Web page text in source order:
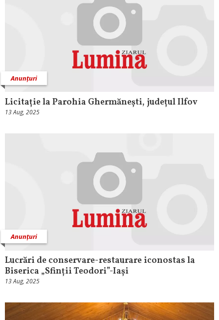
Anunțuri
Licitație la Parohia Ghermănești, județul Ilfov
13 Aug, 2025
Anunțuri
Lucrări de conservare-restaurare iconostas la
Biserica „Sfinții Teodori”-Iași
13 Aug, 2025